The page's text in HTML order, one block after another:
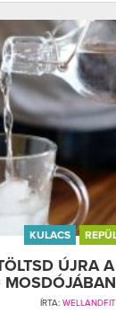
KULACS
ÚJRA
ÍRTA: WELLANDFIT